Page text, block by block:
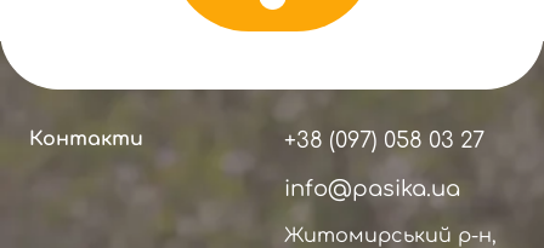
Контакти
+38 (097) 058 03 27
info@pasika.ua
Житомирський р-н,